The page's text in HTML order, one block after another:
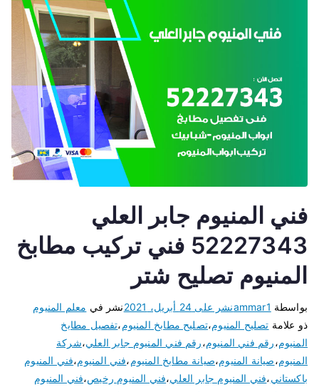
فني المنيوم جابر العلي
52227343 فني تركيب مطابخ
المنيوم تصليح شتر
بواسطة ammar1نشر على 24 أبريل، 2021 نشر في معلم المنيوم
ذو علامة تصليح المنيوم،تصليح مطابخ المنيوم،تفصيل مطابخ
المنيوم،رقم فني المنيوم،رقم فني المنيوم جابر العلي،شركة
المنيوم،صيانة المنيوم،صيانة مطابخ المنيوم،فني المنيوم،فني المنيوم
باكستاني،فني المنيوم جابر العلي،فني المنيوم رخيص،فني المنيوم